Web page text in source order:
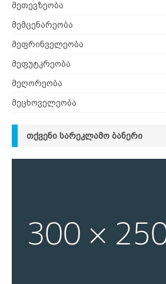
მეთევზეობა
მემცენარეობა
მეფრინველეობა
მეფუტკრეობა
მეღორეობა
მეცხოველეობა
ᲗᲥᲕᲔᲜᲘ ᲡᲐᲠᲔᲙᲚᲐᲛᲝ ᲑᲐᲜᲔᲠᲘ